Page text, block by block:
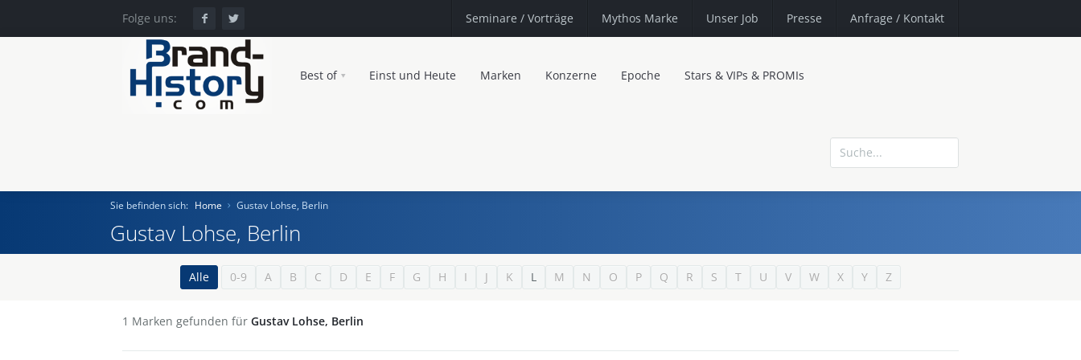
Folge uns: Seminare / Vorträge Mythos Marke Unser Job Presse Anfrage / Kontakt
Best of Einst und Heute Marken Konzerne Epoche Stars & VIPs & PROMIs
Sie befinden sich: Home Gustav Lohse, Berlin
Gustav Lohse, Berlin
Alle 0-9 A B C D E F G H I J K L M N O P Q R S T U V W X Y Z
1 Marken gefunden für Gustav Lohse, Berlin